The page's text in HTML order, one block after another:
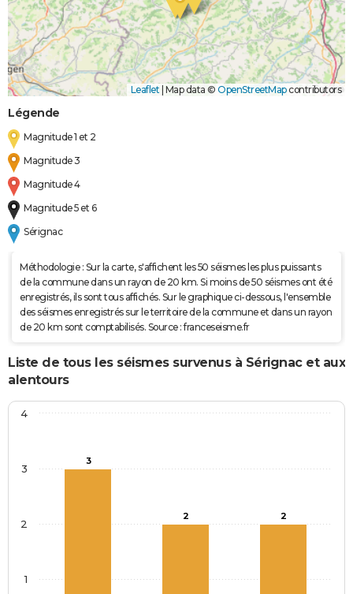
Leaflet | Map data © OpenStreetMapcontributors
Légende
Magnitude 1 et 2
Magnitude 3
Magnitude 4
Magnitude 5 et 6
Sérignac
Méthodologie : Sur la carte, s'affichent les 50 séismes les plus puissants
de la commune dans un rayon de 20 km. Si moins de 50 séismes ont été
enregistrés, ils sont tous affichés. Sur le graphique ci-dessous, l'ensemble
des séismes enregistrés sur le territoire de la commune et dans un rayon
de 20 km sont comptabilisés. Source : franceseisme.fr
Liste de tous les séismes survenus à Sérignac et aux
alentours
3
2 2
1
2
3
4